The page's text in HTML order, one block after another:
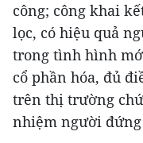
công; công khai
lọc, có hiệu quả
trong tình hình
cổ phần hóa, đủ
trên thị trường
nhiệm người đứng